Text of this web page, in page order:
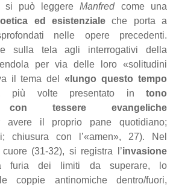
si può leggereManfredcome una
ed esistenziale che porta a
nelle opere precedenti.
sulla tela agli interrogativi della
per via delle loro «solitudini
il tema del«lungo questo tempo
più volte presentato intono
con tessere evangeliche
avere il proprio pane quotidiano;
chiusura con l’«amen», 27). Nel
(31-32), si registra l’invasione
dei limiti da superare, lo
coppie antinomiche dentro/fuori,